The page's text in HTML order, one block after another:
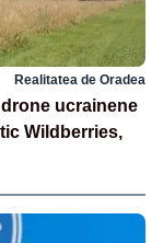
Realitatea de Oradea
ucrainene
Wildberries,